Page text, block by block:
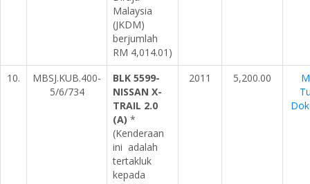
Malaysia
(JKDM)
berjumlah
RM 4,014.01)
10.
MBSJ.KUB.400-
5/6/734
BLK 5599-
NISSAN X-
TRAIL 2.0
(A) *
(Kenderaan
ini adalah
tertakluk
kepada
2011 5,200.00